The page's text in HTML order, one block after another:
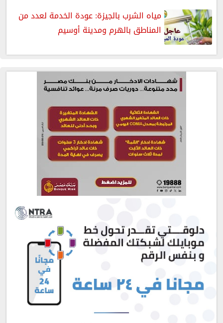
مياه الشرب بالجيزة: عودة الخدمة لعدد من
المناطق بالهرم ومدينة أوسيم